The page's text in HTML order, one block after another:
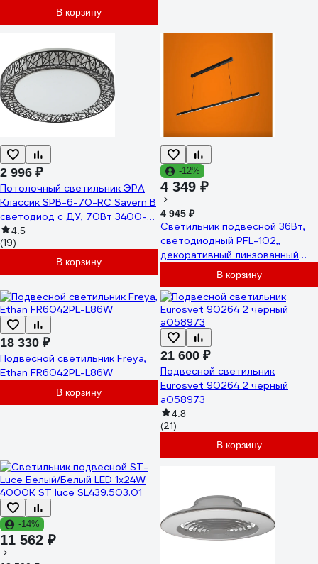
В корзину
2 996 ₽
Потолочный светильник ЭРА
Классик SPB-6-70-RC Savern В
светодиод с ДУ, 70Вт 3400-
5500К Б0051096
4.5
(19)
В корзину
-12%
4 349 ₽
4 945 ₽
Светильник подвесной 36Вт,
светодиодный PFL-102,,
декоративный линзованный
линейный, черный 4000K
iSVET PFL-102-2-5
В корзину
18 330 ₽
Подвесной светильник Freya,
Ethan FR6042PL-L86W
В корзину
21 600 ₽
Подвесной светильник
Eurosvet 90264 2 черный
a058973
4.8
(21)
В корзину
-14%
11 562 ₽